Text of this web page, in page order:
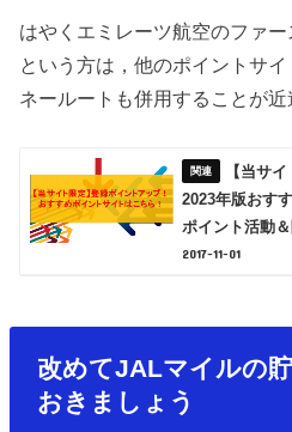
はやくエミレーツ航空のファー
という方は，他のポイントサ
ネールートも併用することが近
【当サ
2023年版おす
ポイント活動
2017-11-01
改めてJALマイルの
おきましょう